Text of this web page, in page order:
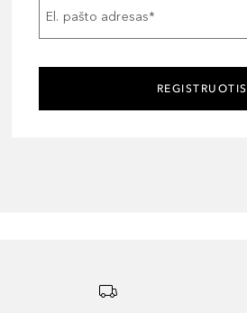
El. pašto adresas*
REGISTRUOTIS